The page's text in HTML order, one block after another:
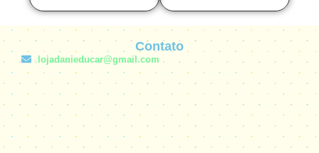
Contato
lojadanieducar@gmail.com